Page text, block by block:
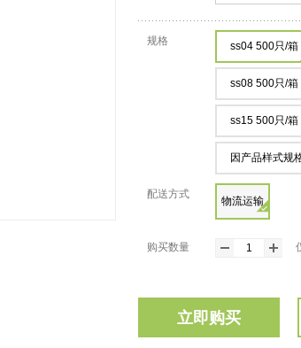
规格 ss04 500只/箱
ss08 500只/箱
ss15 500只/箱
因产品样式规
配送方式
物流运输
购买数量
立即购买